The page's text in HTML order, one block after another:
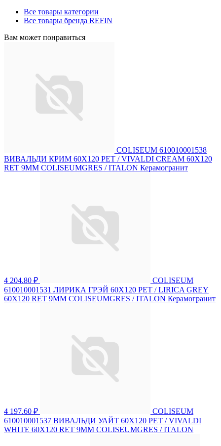
Все товары категории
Все товары бренда REFIN
Вам может понравиться
COLISEUM 610010001538
ВИВАЛЬДИ КРИМ 60X120 РЕТ / VIVALDI CREAM 60X120
RET 9MM COLISEUMGRES / ITALON Керамогранит
4 204.80 ₽
COLISEUM
610010001531 ЛИРИКА ГРЭЙ 60X120 РЕТ / LIRICA GREY
60X120 RET 9MM COLISEUMGRES / ITALON Керамогранит
4 197.60 ₽
COLISEUM
610010001537 ВИВАЛЬДИ УАЙТ 60X120 РЕТ / VIVALDI
WHITE 60X120 RET 9MM COLISEUMGRES / ITALON